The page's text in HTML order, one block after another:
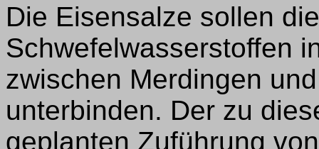
Die Eisensalze sollen
Schwefelwasserstoffen
zwischen Merdingen
unterbinden. Der zu
geplanten Zuführung